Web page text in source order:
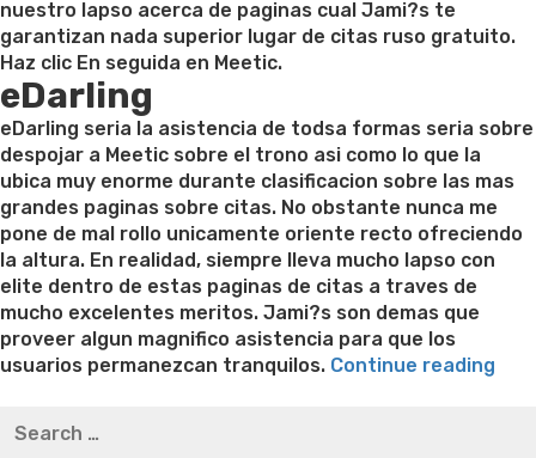
nuestro lapso acerca de paginas cual Jami?s te
garantizan nada superior lugar de citas ruso gratuito.
Haz clic En seguida en Meetic.
eDarling
eDarling seri­a la asistencia de todsa formas seria sobre
despojar a Meetic sobre el trono asi­ como lo que la
ubica muy enorme durante clasificacion sobre las mas
grandes paginas sobre citas. No obstante nunca me
pone de mal rollo unicamente oriente recto ofreciendo
la altura. En realidad, siempre lleva mucho lapso con
elite dentro de estas paginas de citas a traves de
mucho excelentes meritos. Jami?s son demas que
proveer algun magnifico asistencia para que los
usuarios permanezcan tranquilos. Continue reading
thompson weight loss honey boo boo now
for: